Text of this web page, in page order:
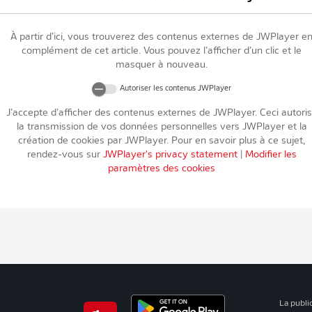
À partir d’ici, vous trouverez des contenus externes de JWPlayer en
complément de cet article. Vous pouvez l’afficher d’un clic et le
masquer à nouveau.
Autoriser les contenus JWPlayer
J’accepte d’afficher des contenus externes de JWPlayer. Ceci
la transmission de vos données personnelles vers JWPlayeret la
création de cookies par JWPlayer. Pour en savoir plus à ce sujet,
rendez-vous sur JWPlayer's privacy statement| Modifier les
paramètres des cookies
La